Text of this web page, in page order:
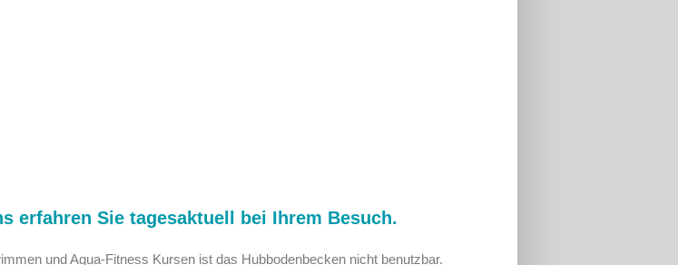
erfahren Sie tagesaktuell bei Ihrem Besuch.
und Aqua-Fitness Kursen ist das Hubbodenbecken nicht benutzbar.